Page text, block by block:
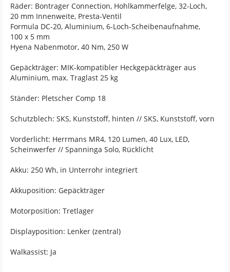
Räder: Bontrager Connection, Hohlkammerfelge, 32-Loch,
20 mm Innenweite, Presta-Ventil
Formula DC-20, Aluminium, 6-Loch-Scheibenaufnahme,
100 x 5 mm
Hyena Nabenmotor, 40 Nm, 250 W
Gepäckträger: MIK-kompatibler Heckgepäckträger aus
Aluminium, max. Traglast 25 kg
Ständer: Pletscher Comp 18
Schutzblech: SKS, Kunststoff, hinten // SKS, Kunststoff, vorn
Vorderlicht: Herrmans MR4, 120 Lumen, 40 Lux, LED,
Scheinwerfer // Spanninga Solo, Rücklicht
Akku: 250 Wh, in Unterrohr integriert
Akkuposition: Gepäckträger
Motorposition: Tretlager
Displayposition: Lenker (zentral)
Walkassist: Ja